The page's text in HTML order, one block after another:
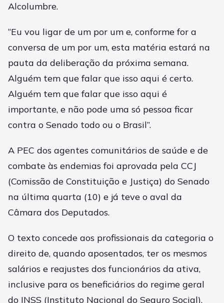
Alcolumbre.
“Eu vou ligar de um por um e, conforme for a
conversa de um por um, esta matéria estará na
pauta da deliberação da próxima semana.
Alguém tem que falar que isso aqui é certo.
Alguém tem que falar que isso aqui é
importante, e não pode uma só pessoa ficar
contra o Senado todo ou o Brasil”.
A PEC dos agentes comunitários de saúde e de
combate às endemias foi aprovada pela CCJ
(Comissão de Constituição e Justiça) do Senado
na última quarta (10) e já teve o aval da
Câmara dos Deputados.
O texto concede aos profissionais da categoria o
direito de, quando aposentados, ter os mesmos
salários e reajustes dos funcionários da ativa,
inclusive para os beneficiários do regime geral
do INSS (Instituto Nacional do Seguro Social),